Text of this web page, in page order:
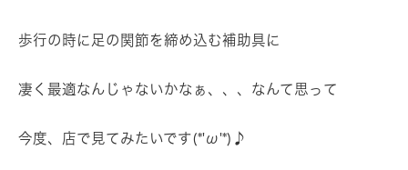
歩行の時に足の関節を締め込む補助具に
凄く最適なんじゃないかなぁ、、、なんて思って
今度、店で見てみたいです(*'ω'*)♪